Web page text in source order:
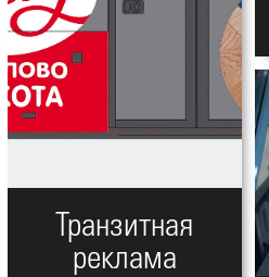
Транзитная
реклама